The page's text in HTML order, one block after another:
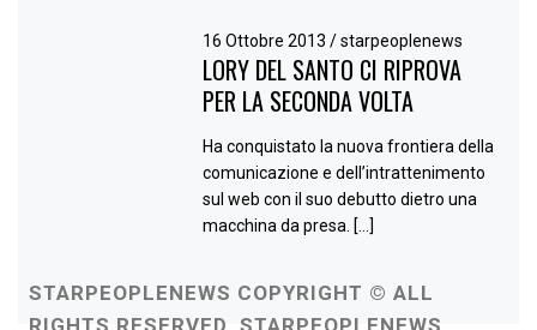
16 Ottobre 2013/ starpeoplenews
LORY DEL SANTO CI RIPROVA
PER LA SECONDA VOLTA
Ha conquistato la nuova frontiera della
comunicazione e dell’intrattenimento
sul web con il suo debutto dietro una
macchina da presa. […]
STARPEOPLENEWS COPYRIGHT © ALL
RIGHTS RESERVED. STARPEOPLENEWS